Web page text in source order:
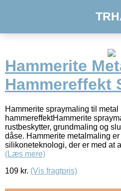
Hammerite
Hammereffekt
Hammerite spraymaling til metal
hammereffektHammerite
rustbeskytter, grundmaling og
dåse. Hammerite metalmaling
silikoneteknologi, der er med at
(Læs mere)
109 kr. (Vis fragtpris)